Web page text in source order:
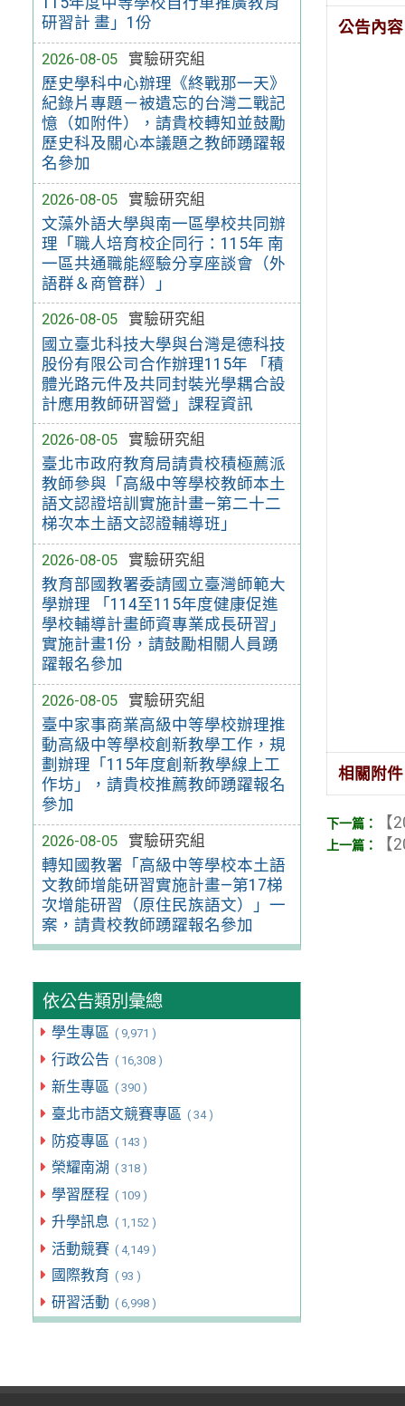
研習計 畫」1份
2026-08-05
實驗研究組
歷史學科中心辦理《終戰那一天》
紀錄片專題－被遺忘的台灣二戰記
憶（如附件），請貴校轉知並鼓勵
歷史科及關心本議題之教師踴躍報
名參加
2026-08-05
實驗研究組
文藻外語大學與南一區學校共同辦
理「職人培育校企同行：115年 南
一區共通職能經驗分享座談會（外
語群＆商管群）」
2026-08-05
實驗研究組
國立臺北科技大學與台灣是德科技
股份有限公司合作辦理115年 「積
體光路元件及共同封裝光學耦合設
計應用教師研習營」課程資訊
2026-08-05
實驗研究組
臺北市政府教育局請貴校積極薦派
教師參與「高級中等學校教師本土
語文認證培訓實施計畫—第二十二
梯次本土語文認證輔導班」
2026-08-05
實驗研究組
教育部國教署委請國立臺灣師範大
學辦理 「114至115年度健康促進
學校輔導計畫師資專業成長研習」
實施計畫1份，請鼓勵相關人員踴
躍報名參加
2026-08-05
實驗研究組
臺中家事商業高級中等學校辦理推
動高級中等學校創新教學工作，規
劃辦理「115年度創新教學線上工
作坊」，請貴校推薦教師踴躍報名
參加
2026-08-05
實驗研究組
轉知國教署「高級中等學校本土語
文教師增能研習實施計畫—第17梯
次增能研習（原住民族語文）」一
案，請貴校教師踴躍報名參加
依公告類別彙總
學生專區 ( 9,971 )
行政公告 ( 16,308 )
新生專區 ( 390 )
臺北市語文競賽專區 ( 34 )
防疫專區 ( 143 )
榮耀南湖 ( 318 )
學習歷程 ( 109 )
升學訊息 ( 1,152 )
活動競賽 ( 4,149 )
國際教育 ( 93 )
研習活動 ( 6,998 )
公告內容
相關附件
【
【